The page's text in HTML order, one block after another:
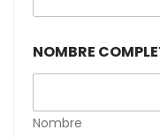
I
F
A
NOMBRE
Nombre